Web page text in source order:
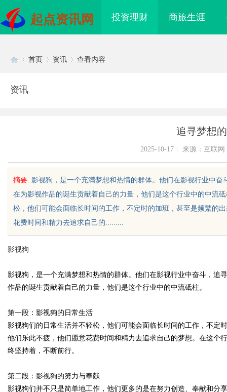
起点资讯网 投资理财 商旅生涯
sc
首页 资讯 查看内容
资讯
追寻梦想
2025-10-17 来源：互联网
摘要: 影视狗，是一个充满梦想和热情的群体。他们在影视行业中
在为影视作品的诞生贡献着自己的力量，他们是这个行业中的中流
松，他们可能会面临长时间的工作，不定时的加班，甚至是频繁的
花费时间和精力去追求自己的.........
影视狗
影视狗，是一个充满梦想和热情的群体。他们在影视行业中奋斗，追
作品的诞生贡献着自己的力量，他们是这个行业中的中流砥柱。
第一段：影视狗的日常生活
影视狗们的日常生活并不轻松，他们可能会面临长时间的工作，不定
他们乐此不疲，他们愿意花费时间和精力去追求自己的梦想。在这个
终坚持着，不断前行。
第二段：影视狗的努力与奉献
影视狗们并不只是简单地工作，他们更多的是在努力创造、奉献和分
虫草品牌哪个靠谱？虫草品牌哪个性
价比高？虫草品牌哪个用户评价高？
深度剖析玄鹿虫草硬核实力 铅焊锡球